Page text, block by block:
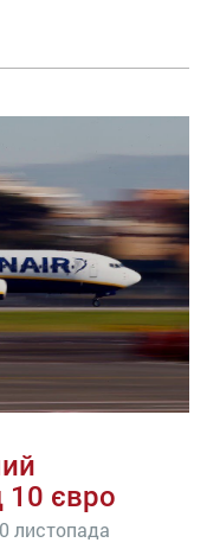
10 євро
листопада